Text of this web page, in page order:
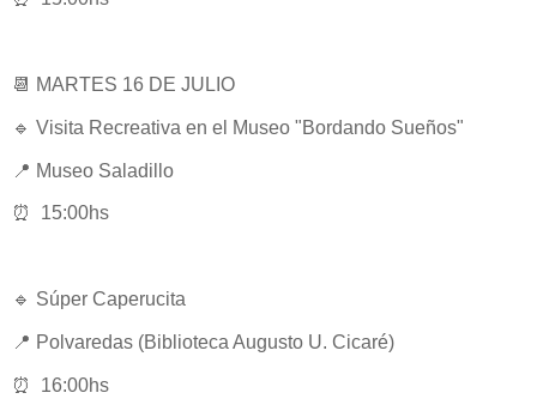
📆 MARTES 16 DE JULIO
🔹 Visita Recreativa en el Museo "Bordando Sueños"
📍 Museo Saladillo
⏰ 15:00hs
🔹 Súper Caperucita
📍 Polvaredas (Biblioteca Augusto U. Cicaré)
⏰ 16:00hs